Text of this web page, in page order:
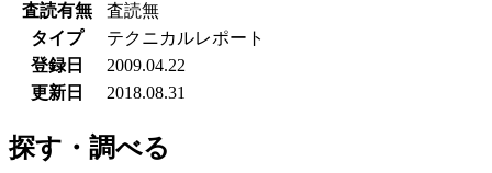
査読有無
査読無
タイプ
テクニカルレポート
登録日
2009.04.22
更新日
2018.08.31
探す・調べる